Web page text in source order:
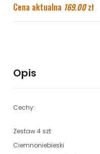
Cena aktualna 169.00zł
Opis
Cechy:
Zestaw 4 szt
Ciemnoniebieski